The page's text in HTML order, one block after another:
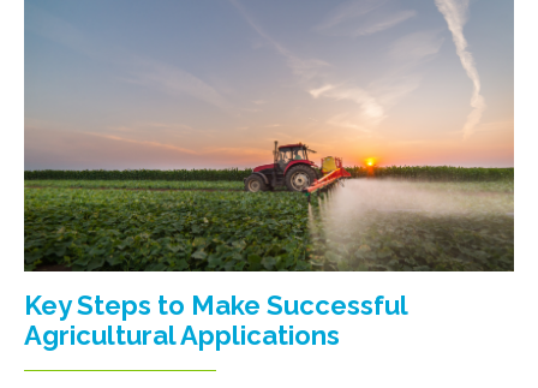
Key Steps to Make Successful
Agricultural Applications